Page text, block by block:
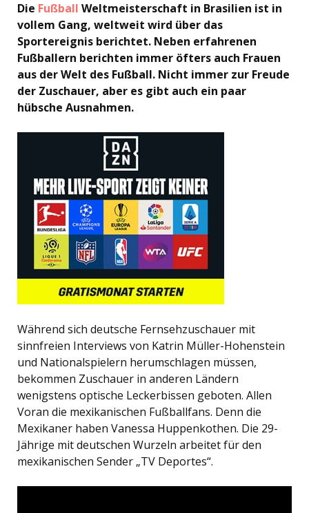
Die Fußball Weltmeisterschaft in Brasilien ist in
vollem Gang, weltweit wird über das
Sportereignis berichtet. Neben erfahrenen
Fußballern berichten immer öfters auch Frauen
aus der Welt des Fußball. Nicht immer zur Freude
der Zuschauer, aber es gibt auch ein paar
hübsche Ausnahmen.
Während sich deutsche Fernsehzuschauer mit
sinnfreien Interviews von Katrin Müller-Hohenstein
und Nationalspielern herumschlagen müssen,
bekommen Zuschauer in anderen Ländern
wenigstens optische Leckerbissen geboten. Allen
Voran die mexikanischen Fußballfans. Denn die
Mexikaner haben Vanessa Huppenkothen. Die 29-
Jährige mit deutschen Wurzeln arbeitet für den
mexikanischen Sender „TV Deportes“.